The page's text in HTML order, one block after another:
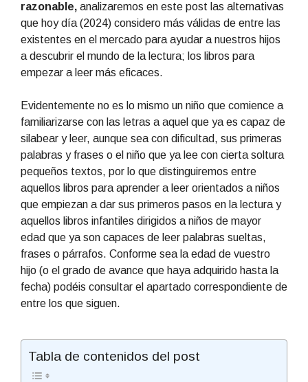
razonable, analizaremos en este post las alternativas
que hoy día (2024) considero más válidas de entre las
existentes en el mercado para ayudar a nuestros hijos
a descubrir el mundo de la lectura; los libros para
empezar a leer más eficaces.
Evidentemente no es lo mismo un niño que comience a
familiarizarse con las letras a aquel que ya es capaz de
silabear y leer, aunque sea con dificultad, sus primeras
palabras y frases o el niño que ya lee con cierta soltura
pequeños textos, por lo que distinguiremos entre
aquellos libros para aprender a leer orientados a niños
que empiezan a dar sus primeros pasos en la lectura y
aquellos libros infantiles dirigidos a niños de mayor
edad que ya son capaces de leer palabras sueltas,
frases o párrafos. Conforme sea la edad de vuestro
hijo (o el grado de avance que haya adquirido hasta la
fecha) podéis consultar el apartado correspondiente de
entre los que siguen.
Tabla de contenidos del post